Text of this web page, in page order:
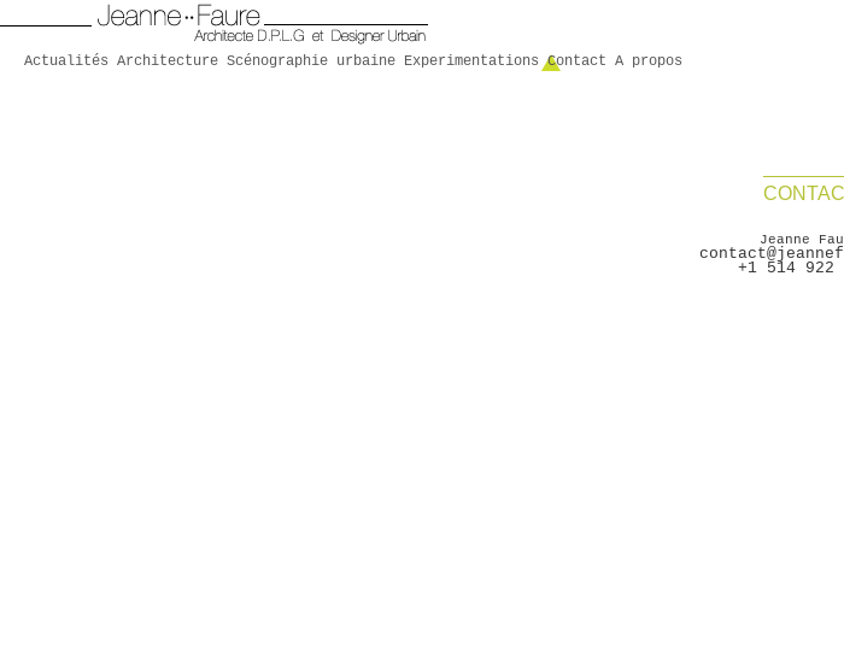
Actualités Architecture Scénographie urbaine Experimentations Contact A propos
Jeanne
+1 514 922